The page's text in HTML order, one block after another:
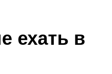
ехать в